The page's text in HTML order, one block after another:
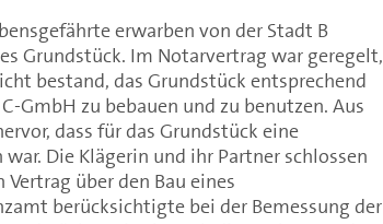
erwarben von der Stadt B
Grundstück. Im Notarvertrag war geregelt,
bestand, das Grundstück entsprechend
GmbH zu bebauen und zu benutzen. Aus
dass für das Grundstück eine
Die Klägerin und ihr Partner schlossen
über den Bau eines
berücksichtigte bei der Bemessung der